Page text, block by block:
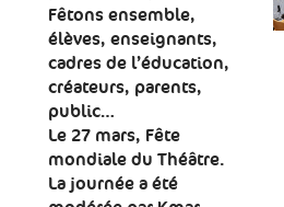
Fêtons ensemble,
élèves, enseignants,
cadres de l’éducation,
créateurs, parents,
public…
Le 27 mars, Fête
mondiale du Théâtre.
La journée a été